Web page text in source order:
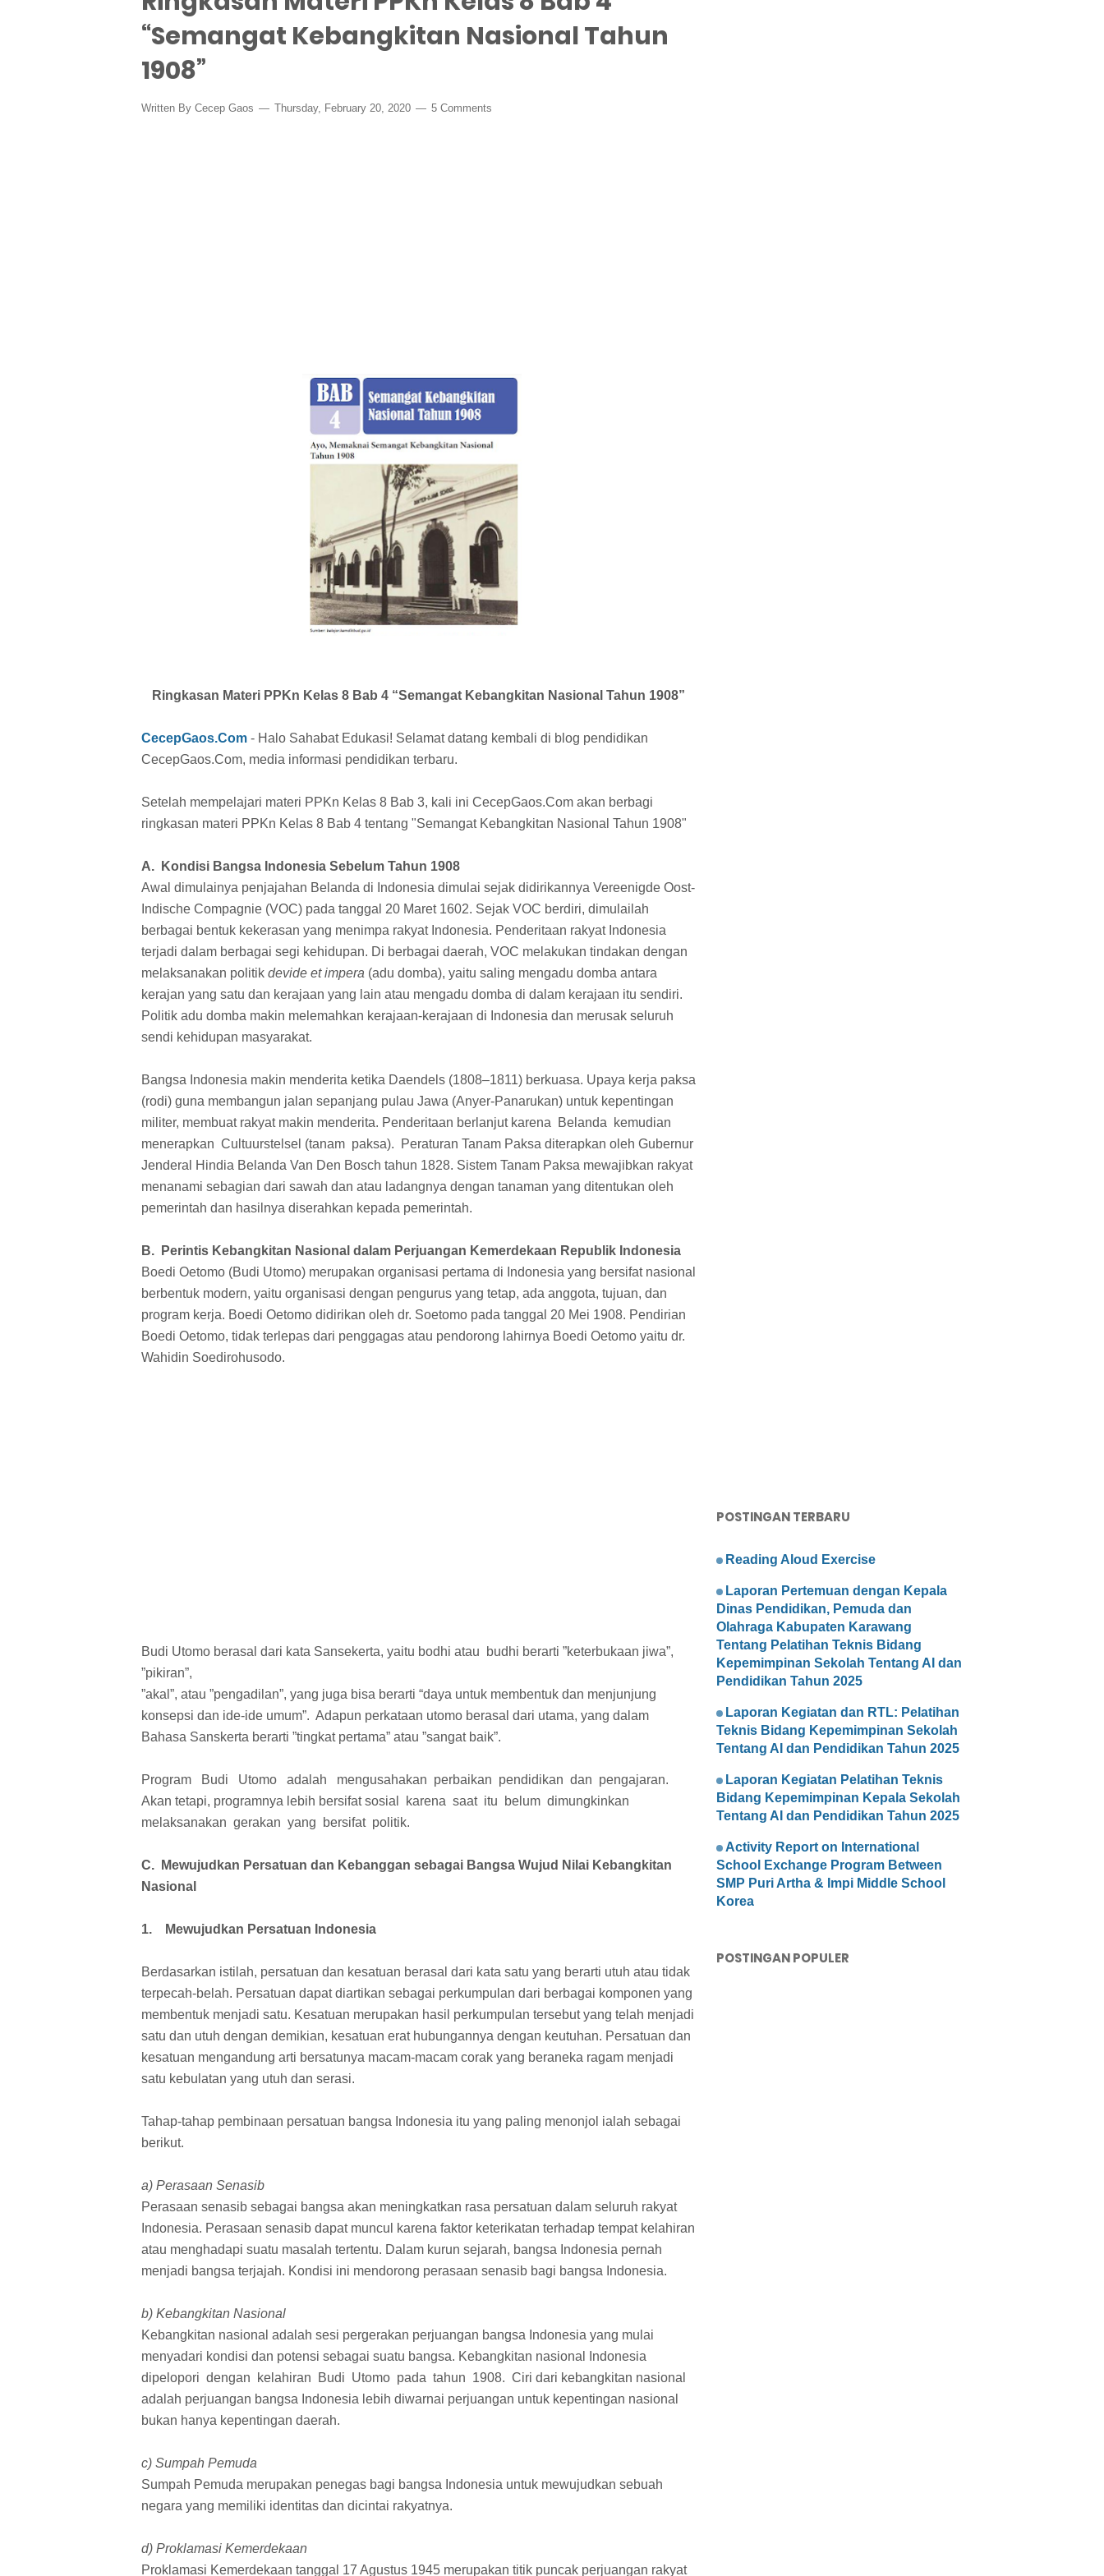
“Semangat Kebangkitan Nasional Tahun
1908”
Written By Cecep Gaos Thursday, February 20, 2020 5 Comments
Ringkasan Materi PPKn Kelas 8 Bab 4 “Semangat Kebangkitan Nasional Tahun 1908”
CecepGaos.Com - Halo Sahabat Edukasi! Selamat datang kembali di blog pendidikan
CecepGaos.Com, media informasi pendidikan terbaru.
Setelah mempelajari materi PPKn Kelas 8 Bab 3, kali ini CecepGaos.Com akan berbagi
ringkasan materi PPKn Kelas 8 Bab 4 tentang "Semangat Kebangkitan Nasional Tahun 1908"
A. Kondisi Bangsa Indonesia Sebelum Tahun 1908
Awal dimulainya penjajahan Belanda di Indonesia dimulai sejak didirikannya Vereenigde Oost-
Indische Compagnie (VOC) pada tanggal 20 Maret 1602. Sejak VOC berdiri, dimulailah
berbagai bentuk kekerasan yang menimpa rakyat Indonesia. Penderitaan rakyat Indonesia
terjadi dalam berbagai segi kehidupan. Di berbagai daerah, VOC melakukan tindakan dengan
melaksanakan politik devide et impera (adu domba), yaitu saling mengadu domba antara
kerajan yang satu dan kerajaan yang lain atau mengadu domba di dalam kerajaan itu sendiri.
Politik adu domba makin melemahkan kerajaan-kerajaan di Indonesia dan merusak seluruh
sendi kehidupan masyarakat.
Bangsa Indonesia makin menderita ketika Daendels (1808–1811) berkuasa. Upaya kerja paksa
(rodi) guna membangun jalan sepanjang pulau Jawa (Anyer-Panarukan) untuk kepentingan
militer, membuat rakyat makin menderita. Penderitaan berlanjut karena Belanda kemudian
menerapkan Cultuurstelsel (tanam paksa). Peraturan Tanam Paksa diterapkan oleh Gubernur
Jenderal Hindia Belanda Van Den Bosch tahun 1828. Sistem Tanam Paksa mewajibkan rakyat
menanami sebagian dari sawah dan atau ladangnya dengan tanaman yang ditentukan oleh
pemerintah dan hasilnya diserahkan kepada pemerintah.
B. Perintis Kebangkitan Nasional dalam Perjuangan Kemerdekaan Republik Indonesia
Boedi Oetomo (Budi Utomo) merupakan organisasi pertama di Indonesia yang bersifat nasional
berbentuk modern, yaitu organisasi dengan pengurus yang tetap, ada anggota, tujuan, dan
program kerja. Boedi Oetomo didirikan oleh dr. Soetomo pada tanggal 20 Mei 1908. Pendirian
Boedi Oetomo, tidak terlepas dari penggagas atau pendorong lahirnya Boedi Oetomo yaitu dr.
Wahidin Soedirohusodo.
Budi Utomo berasal dari kata Sansekerta, yaitu bodhi atau budhi berarti ”keterbukaan jiwa”,
”pikiran”,
”akal”, atau ”pengadilan”, yang juga bisa berarti “daya untuk membentuk dan menjunjung
konsepsi dan ide-ide umum”. Adapun perkataan utomo berasal dari utama, yang dalam
Bahasa Sanskerta berarti ”tingkat pertama” atau ”sangat baik”.
Program Budi Utomo adalah mengusahakan perbaikan pendidikan dan pengajaran.
Akan tetapi, programnya lebih bersifat sosial karena saat itu belum dimungkinkan
melaksanakan gerakan yang bersifat politik.
C. Mewujudkan Persatuan dan Kebanggan sebagai Bangsa Wujud Nilai Kebangkitan
Nasional
1. Mewujudkan Persatuan Indonesia
Berdasarkan istilah, persatuan dan kesatuan berasal dari kata satu yang berarti utuh atau tidak
terpecah-belah. Persatuan dapat diartikan sebagai perkumpulan dari berbagai komponen yang
membentuk menjadi satu. Kesatuan merupakan hasil perkumpulan tersebut yang telah menjadi
satu dan utuh dengan demikian, kesatuan erat hubungannya dengan keutuhan. Persatuan dan
kesatuan mengandung arti bersatunya macam-macam corak yang beraneka ragam menjadi
satu kebulatan yang utuh dan serasi.
Tahap-tahap pembinaan persatuan bangsa Indonesia itu yang paling menonjol ialah sebagai
berikut.
a) Perasaan Senasib
Perasaan senasib sebagai bangsa akan meningkatkan rasa persatuan dalam seluruh rakyat
Indonesia. Perasaan senasib dapat muncul karena faktor keterikatan terhadap tempat kelahiran
atau menghadapi suatu masalah tertentu. Dalam kurun sejarah, bangsa Indonesia pernah
menjadi bangsa terjajah. Kondisi ini mendorong perasaan senasib bagi bangsa Indonesia.
b) Kebangkitan Nasional
Kebangkitan nasional adalah sesi pergerakan perjuangan bangsa Indonesia yang mulai
menyadari kondisi dan potensi sebagai suatu bangsa. Kebangkitan nasional Indonesia
dipelopori dengan kelahiran Budi Utomo pada tahun 1908. Ciri dari kebangkitan nasional
adalah perjuangan bangsa Indonesia lebih diwarnai perjuangan untuk kepentingan nasional
bukan hanya kepentingan daerah.
c) Sumpah Pemuda
Sumpah Pemuda merupakan penegas bagi bangsa Indonesia untuk mewujudkan sebuah
negara yang memiliki identitas dan dicintai rakyatnya.
d) Proklamasi Kemerdekaan
Proklamasi Kemerdekaan tanggal 17 Agustus 1945 merupakan titik puncak perjuangan rakyat
POSTINGAN TERBARU
Reading Aloud Exercise
Laporan Pertemuan dengan Kepala
Dinas Pendidikan, Pemuda dan
Olahraga Kabupaten Karawang
Tentang Pelatihan Teknis Bidang
Kepemimpinan Sekolah Tentang AI dan
Pendidikan Tahun 2025
Laporan Kegiatan dan RTL: Pelatihan
Teknis Bidang Kepemimpinan Sekolah
Tentang AI dan Pendidikan Tahun 2025
Laporan Kegiatan Pelatihan Teknis
Bidang Kepemimpinan Kepala Sekolah
Tentang AI dan Pendidikan Tahun 2025
Activity Report on International
School Exchange Program Between
SMP Puri Artha & Impi Middle School
Korea
POSTINGAN POPULER